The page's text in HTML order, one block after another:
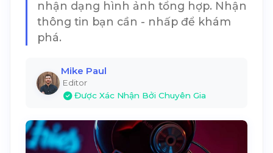
nhận dạng hình ảnh tổng hợp. Nhận
thông tin bạn cần - nhấp để khám
phá.
Mike Paul
Editor
Được Xác Nhận Bởi Chuyên Gia